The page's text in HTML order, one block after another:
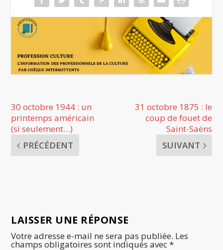
30 octobre 1944 : un
printemps américain
(si seulement…)
PRÉCÉDENT
31 octobre 1875 : le
coup de fouet de
Saint-Saëns
SUIVANT
LAISSER UNE RÉPONSE
Votre adresse e-mail ne sera pas publiée. Les
champs obligatoires sont indiqués avec*